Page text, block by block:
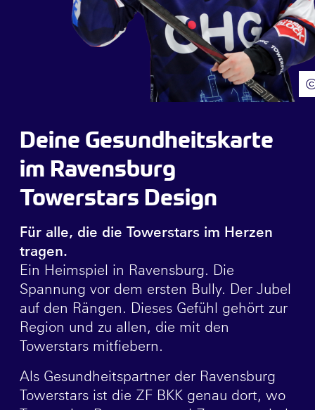
Deine Gesundheitskarte
im Ravensburg
Towerstars Design
Für alle, die die Towerstars im Herzen
tragen.
Ein Heimspiel in Ravensburg. Die
Spannung vor dem ersten Bully. Der Jubel
auf den Rängen. Dieses Gefühl gehört zur
Region und zu allen, die mit den
Towerstars mitfiebern.
Als Gesundheitspartner der Ravensburg
Towerstars ist die ZF BKK genau dort, wo